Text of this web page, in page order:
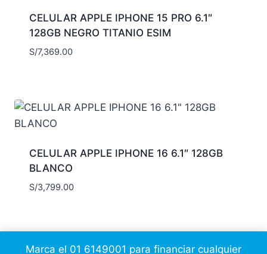
Marca el 01 6149001 para financiar cualquier
CELULAR APPLE IPHONE 15 PRO 6.1″
128GB NEGRO TITANIO ESIM
S/7,369.00
CELULAR APPLE IPHONE 16 6.1″ 128GB
BLANCO
S/3,799.00